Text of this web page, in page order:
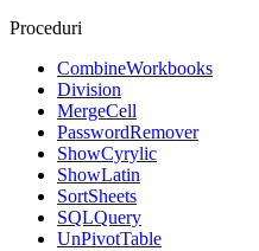
Proceduri
CombineWorkbooks
Division
MergeCell
PasswordRemover
ShowCyrylic
ShowLatin
SortSheets
SQLQuery
UnPivotTable